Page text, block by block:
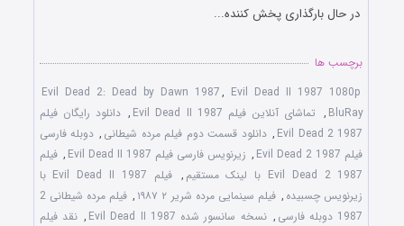
در حال بارگذاری پخش کننده...
برچسب ها
Evil Dead 2: Dead by Dawn 1987, Evil Dead II 1987 1080p
BluRay
, تماشای آنلاین فیلم Evil Dead II 1987 , دانلود رایگان فیلم
Evil Dead 2 1987
, دانلود قسمت دوم فیلم مرده شیطانی , دوبله فارسی
فیلم Evil Dead 2 1987
, زیرنویس فارسی فیلم Evil Dead II 1987 , فیلم
Evil Dead 2 1987 با لینک مستقیم
,
فیلم Evil Dead II 1987 با
زیرنویس چسبیده , فیلم سینمایی مرده شریر ۲ ۱۹۸۷ ,
فیلم مرده شیطانی 2
1987 دوبله فارسی
, نسخه سانسور شده Evil Dead II 1987 , نقد فیلم